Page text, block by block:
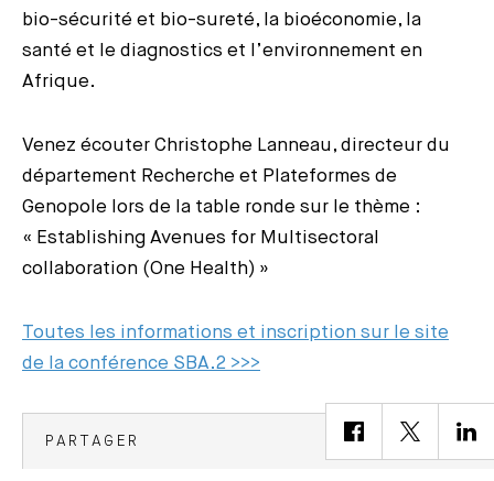
bio-sécurité et bio-sureté, la bioéconomie, la
santé et le diagnostics et l’environnement en
Afrique.
Venez écouter Christophe Lanneau, directeur du
département Recherche et Plateformes de
Genopole lors de la table ronde sur le thème :
« Establishing Avenues for Multisectoral
collaboration (One Health) »
Toutes les informations et inscription sur le site
de la conférence SBA.2 >>>
PARTAGER